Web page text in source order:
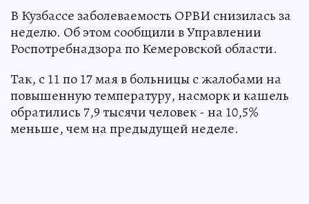
В Кузбассе заболеваемость ОРВИ снизилась за
неделю. Об этом сообщили в Управлении
Роспотребнадзора по Кемеровской области.
Так, с 11 по 17 мая в больницы с жалобами на
повышенную температуру, насморк и кашель
обратились 7,9 тысячи человек - на 10,5%
меньше, чем на предыдущей неделе.